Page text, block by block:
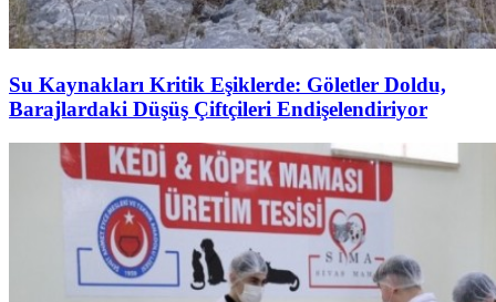
Su Kaynakları Kritik Eşiklerde: Göletler Doldu,
Barajlardaki Düşüş Çiftçileri Endişelendiriyor